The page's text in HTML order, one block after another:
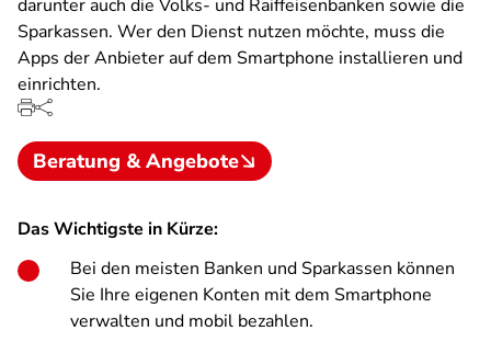
darunter auch die Volks- und Raiffeisenbanken sowie die
Sparkassen. Wer den Dienst nutzen möchte, muss die
Apps der Anbieter auf dem Smartphone installieren und
einrichten.
Beratung & Angebote
Das Wichtigste in Kürze:
Bei den meisten Banken und Sparkassen können
Sie Ihre eigenen Konten mit dem Smartphone
verwalten und mobil bezahlen.